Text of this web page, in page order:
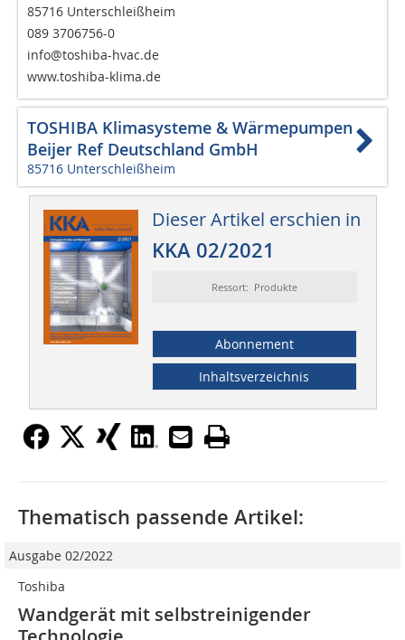
85716 Unterschleißheim
089 3706756-0
info@toshiba-hvac.de
www.toshiba-klima.de
TOSHIBA Klimasysteme & Wärmepumpen
Beijer Ref Deutschland GmbH
85716 Unterschleißheim
Dieser Artikel erschien in
KKA 02/2021
Ressort: Produkte
Abonnement
Inhaltsverzeichnis
Thematisch passende Artikel:
Ausgabe 02/2022
Toshiba
Wandgerät mit selbstreinigender